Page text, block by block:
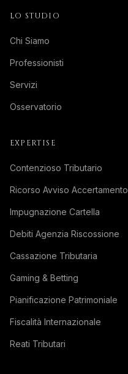
LO STUDIO
Chi Siamo
Professionisti
Servizi
Osservatorio
EXPERTISE
Contenzioso Tributario
Ricorso Avviso Accertamento
Impugnazione Cartella
Debiti Agenzia Riscossione
Cassazione Tributaria
Gaming & Betting
Pianificazione Patrimoniale
Fiscalità Internazionale
Reati Tributari